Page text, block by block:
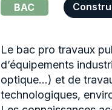
BAC
Le bac pro travaux
d’équipements
optique…) et de
technologiques,